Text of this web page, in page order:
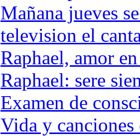
Mañana jueves
television el
Raphael, amor
Raphael: sere
Examen de
Vida y canciones